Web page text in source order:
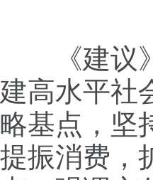
《建议》
建高水平社
略基点，坚
提振消费，